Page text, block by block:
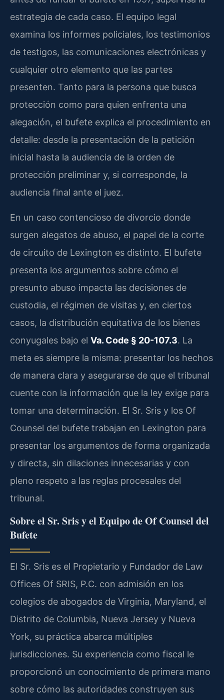
estrategia de cada caso. El equipo legal
examina los informes policiales, los testimonios
de testigos, las comunicaciones electrónicas y
cualquier otro elemento que las partes
presenten. Tanto para la persona que busca
protección como para quien enfrenta una
alegación, el bufete explica el procedimiento en
detalle: desde la presentación de la petición
inicial hasta la audiencia de la orden de
protección preliminar y, si corresponde, la
audiencia final ante el juez.
En un caso contencioso de divorcio donde
surgen alegatos de abuso, el papel de la corte
de circuito de Lexington es distinto. El bufete
presenta los argumentos sobre cómo el
presunto abuso impacta las decisiones de
custodia, el régimen de visitas y, en ciertos
casos, la distribución equitativa de los bienes
conyugales bajo el Va. Code § 20-107.3. La
meta es siempre la misma: presentar los hechos
de manera clara y asegurarse de que el tribunal
cuente con la información que la ley exige para
tomar una determinación. El Sr. Sris y los Of
Counsel del bufete trabajan en Lexington para
presentar los argumentos de forma organizada
y directa, sin dilaciones innecesarias y con
pleno respeto a las reglas procesales del
tribunal.
Sobre el Sr. Sris y el Equipo de Of Counsel del
Bufete
El Sr. Sris es el Propietario y Fundador de Law
Offices Of SRIS, P.C. con admisión en los
colegios de abogados de Virginia, Maryland, el
Distrito de Columbia, Nueva Jersey y Nueva
York, su práctica abarca múltiples
jurisdicciones. Su experiencia como fiscal le
proporcionó un conocimiento de primera mano
sobre cómo las autoridades construyen sus